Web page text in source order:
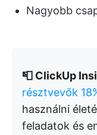
Nagyobb
📮 ClickUp
résztvevők
használni
feladatok és